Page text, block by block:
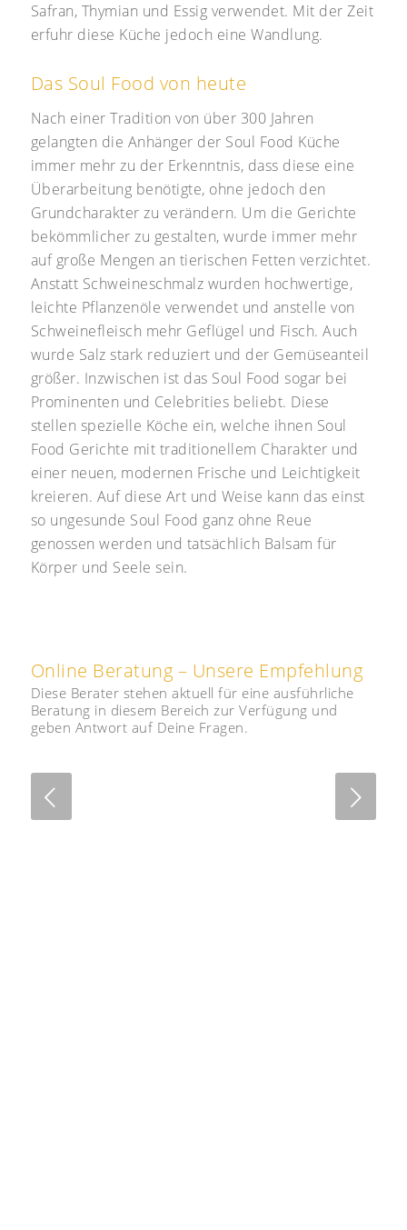
Safran, Thymian und Essig verwendet. Mit der Zeit
erfuhr diese Küche jedoch eine Wandlung.
Das Soul Food von heute
Nach einer Tradition von über 300 Jahren
gelangten die Anhänger der Soul Food Küche
immer mehr zu der Erkenntnis, dass diese eine
Überarbeitung benötigte, ohne jedoch den
Grundcharakter zu verändern. Um die Gerichte
bekömmlicher zu gestalten, wurde immer mehr
auf große Mengen an tierischen Fetten verzichtet.
Anstatt Schweineschmalz wurden hochwertige,
leichte Pflanzenöle verwendet und anstelle von
Schweinefleisch mehr Geflügel und Fisch. Auch
wurde Salz stark reduziert und der Gemüseanteil
größer. Inzwischen ist das Soul Food sogar bei
Prominenten und Celebrities beliebt. Diese
stellen spezielle Köche ein, welche ihnen Soul
Food Gerichte mit traditionellem Charakter und
einer neuen, modernen Frische und Leichtigkeit
kreieren. Auf diese Art und Weise kann das einst
so ungesunde Soul Food ganz ohne Reue
genossen werden und tatsächlich Balsam für
Körper und Seele sein.
Online Beratung – Unsere Empfehlung
Diese Berater stehen aktuell für eine ausführliche
Beratung in diesem Bereich zur Verfügung und
geben Antwort auf Deine Fragen.